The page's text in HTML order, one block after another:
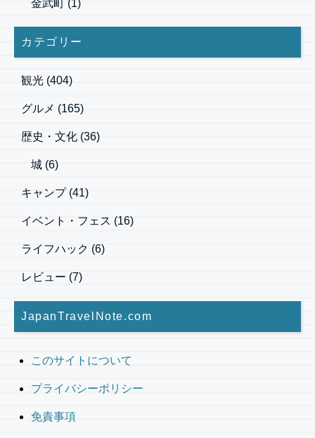
金武町 (1)
カテゴリー
観光 (404)
グルメ (165)
歴史・文化 (36)
城 (6)
キャンプ (41)
イベント・フェス (16)
ライフハック (6)
レビュー (7)
JapanTravelNote.com
このサイトについて
プライバシーポリシー
免責事項